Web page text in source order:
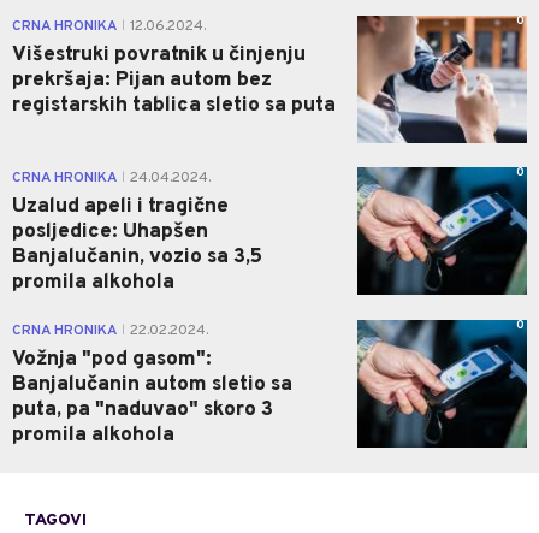
CRNA HRONIKA 12.06.2024.
Višestruki povratnik u činjenju
prekršaja: Pijan autom bez
registarskih tablica sletio sa puta
0
CRNA HRONIKA 24.04.2024.
Uzalud apeli i tragične
posljedice: Uhapšen
Banjalučanin, vozio sa 3,5
promila alkohola
0
CRNA HRONIKA 22.02.2024.
Vožnja "pod gasom":
Banjalučanin autom sletio sa
puta, pa "naduvao" skoro 3
promila alkohola
0
TAGOVI